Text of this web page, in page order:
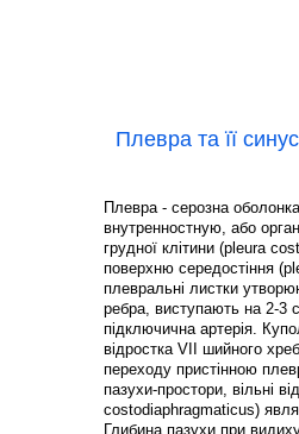
Плевра та її
Плевра - серозна
внутренностную, або
грудної клітини (pleura
поверхню середостіння
плевральні листки
ребра, виступають на 2-3
підключична артерія.
відростка VII шийного
переходу пристінною
пазухи-простори, вільні
costodiaphragmaticus)
Глибина пазухи при